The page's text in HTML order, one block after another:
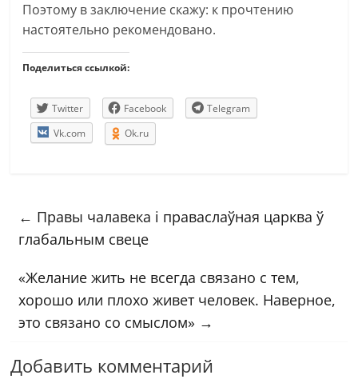
Поэтому в заключение скажу: к прочтению
настоятельно рекомендовано.
Поделиться ссылкой:
Twitter Facebook
Telegram
Vk.com
Ok.ru
← Правы чалавека і праваслаўная царква ў
глабальным свеце
«Желание жить не всегда связано с тем,
хорошо или плохо живет человек. Наверное,
это связано со смыслом» →
Добавить комментарий